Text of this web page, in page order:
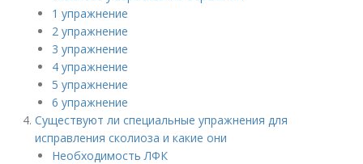
1 упражнение
2 упражнение
3 упражнение
4 упражнение
5 упражнение
6 упражнение
Существуют ли специальные упражнения для
исправления сколиоза и какие они
Необходимость ЛФК